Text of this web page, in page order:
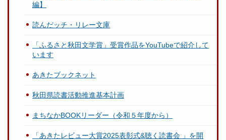
編】
読んだッチ・リレー文庫
「ふるさと秋田文学賞」受賞作品をYouTubeで紹介して
います
あきたブックネット
秋田県読書活動推進基本計画
まちなかBOOKリーダー（令和５年度から）
「あきたレビュー大賞2025表彰式&聴く読書会 」を開